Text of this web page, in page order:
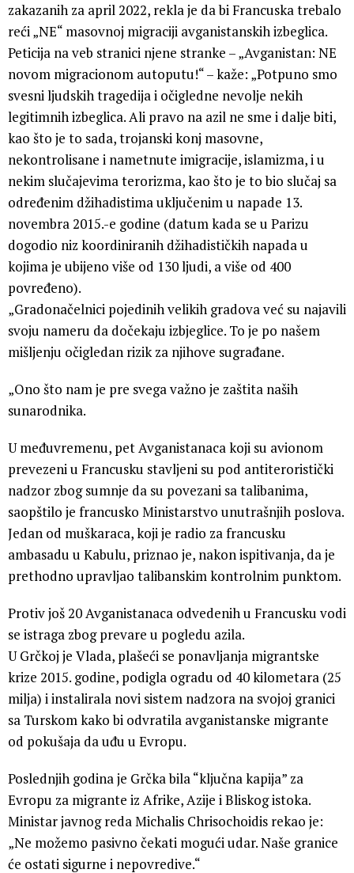
zakazanih za april 2022, rekla je da bi Francuska trebalo
reći „NE“ masovnoj migraciji avganistanskih izbeglica.
Peticija na veb stranici njene stranke – „Avganistan: NE
novom migracionom autoputu!“ – kaže: „Potpuno smo
svesni ljudskih tragedija i očigledne nevolje nekih
legitimnih izbeglica. Ali pravo na azil ne sme i dalje biti,
kao što je to sada, trojanski konj masovne,
nekontrolisane i nametnute imigracije, islamizma, i u
nekim slučajevima terorizma, kao što je to bio slučaj sa
određenim džihadistima uključenim u napade 13.
novembra 2015.-e godine (datum kada se u Parizu
dogodio niz koordiniranih džihadističkih napada u
kojima je ubijeno više od 130 ljudi, a više od 400
povređeno).
„Gradonačelnici pojedinih velikih gradova već su najavili
svoju nameru da dočekaju izbjeglice. To je po našem
mišljenju očigledan rizik za njihove sugrađane.
„Ono što nam je pre svega važno je zaštita naših
sunarodnika.
U međuvremenu, pet Avganistanaca koji su avionom
prevezeni u Francusku stavljeni su pod antiteroristički
nadzor zbog sumnje da su povezani sa talibanima,
saopštilo je francusko Ministarstvo unutrašnjih poslova.
Jedan od muškaraca, koji je radio za francusku
ambasadu u Kabulu, priznao je, nakon ispitivanja, da je
prethodno upravljao talibanskim kontrolnim punktom.
Protiv još 20 Avganistanaca odvedenih u Francusku vodi
se istraga zbog prevare u pogledu azila.
U Grčkoj je Vlada, plašeći se ponavljanja migrantske
krize 2015. godine, podigla ogradu od 40 kilometara (25
milja) i instalirala novi sistem nadzora na svojoj granici
sa Turskom kako bi odvratila avganistanske migrante
od pokušaja da uđu u Evropu.
Poslednjih godina je Grčka bila “ključna kapija” za
Evropu za migrante iz Afrike, Azije i Bliskog istoka.
Ministar javnog reda Michalis Chrisochoidis rekao je:
„Ne možemo pasivno čekati mogući udar. Naše granice
će ostati sigurne i nepovredive.“